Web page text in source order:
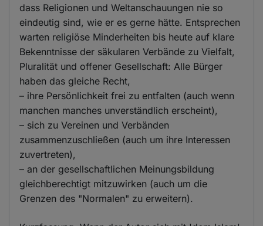
dass Religionen und Weltanschauungen nie so
eindeutig sind, wie er es gerne hätte. Entsprechen
warten religiöse Minderheiten bis heute auf klare
Bekenntnisse der säkularen Verbände zu Vielfalt,
Pluralität und offener Gesellschaft: Alle Bürger
haben das gleiche Recht,
– ihre Persönlichkeit frei zu entfalten (auch wenn
manchen manches unverständlich erscheint),
– sich zu Vereinen und Verbänden
zusammenzuschließen (auch um ihre Interessen
zuvertreten),
– an der gesellschaftlichen Meinungsbildung
gleichberechtigt mitzuwirken (auch um die
Grenzen des "Normalen" zu erweitern).